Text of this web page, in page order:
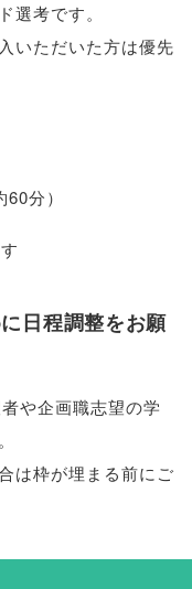
選考です。
いただいた方は優先
60分）
日程調整をお願
や企画職志望の学
。
は枠が埋まる前にご